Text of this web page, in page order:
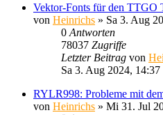
Vektor-Fonts für den TTGO
von Heinrichs » Sa 3. Aug
0 Antworten
78037 Zugriffe
Letzter Beitrag von
Sa 3. Aug 2024, 14:37
RYLR998: Probleme mit
von Heinrichs » Mi 31. Jul